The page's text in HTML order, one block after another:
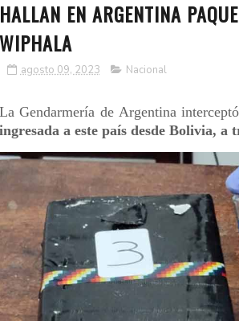
HALLAN EN ARGENTINA
WIPHALA
agosto 09, 2023 Nacional
La Gendarmería de Argentina
ingresada a este país desde Bolivia, a